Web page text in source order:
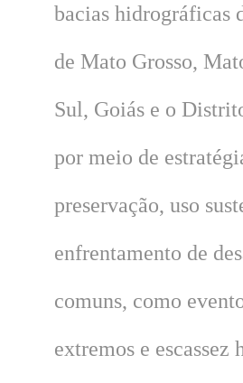
bacias hidrográficas
de Mato Grosso,
Sul, Goiás e o
por meio de
preservação, uso
enfrentamento de
comuns, como
extremos e escassez